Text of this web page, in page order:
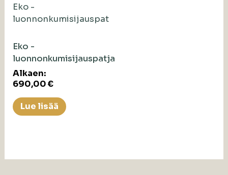
Eko -
luonnonkumisijauspatja
Alkaen:
690,00€
Lue lisää